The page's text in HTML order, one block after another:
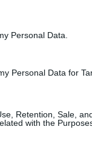
Personal Data.
Personal Data for
Retention, Sale,
with the
Google News
από την Ελλάδα